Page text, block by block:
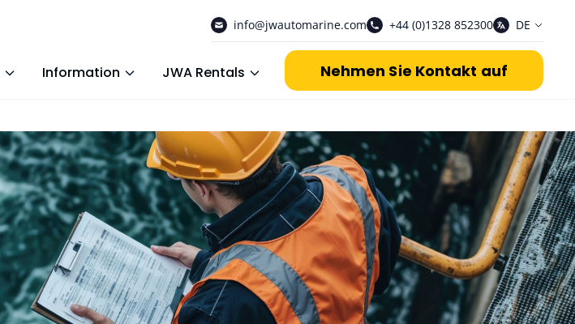
info@jwautomarine.com +44 (0)1328 852300 DE
Information JWA Rentals Nehmen Sie Kontakt auf